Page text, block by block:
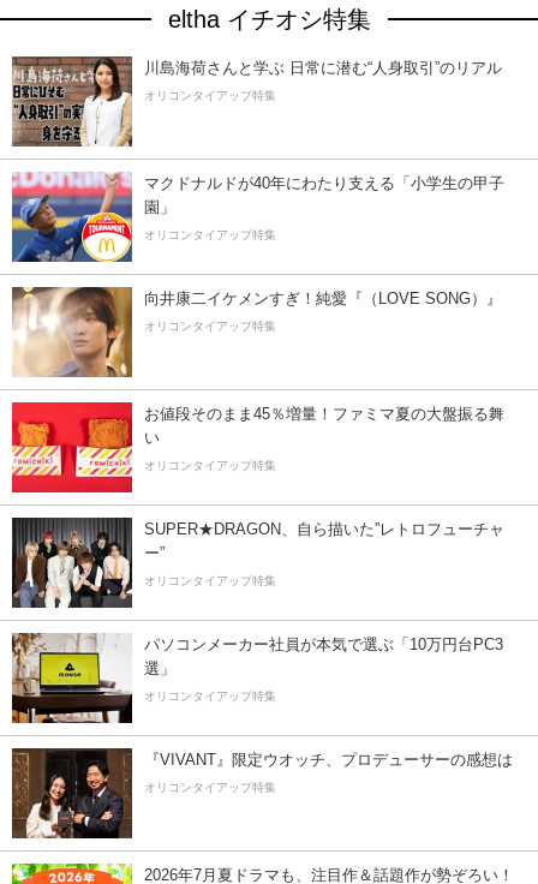
eltha イチオシ特集
川島海荷さんと学ぶ 日常に潜む“人身取引”のリアル
オリコンタイアップ特集
マクドナルドが40年にわたり支える「小学生の甲子
園」
オリコンタイアップ特集
向井康二イケメンすぎ！純愛『（LOVE SONG）』
オリコンタイアップ特集
お値段そのまま45％増量！ファミマ夏の大盤振る舞
い
オリコンタイアップ特集
SUPER★DRAGON、自ら描いた”レトロフューチャ
ー”
オリコンタイアップ特集
パソコンメーカー社員が本気で選ぶ「10万円台PC3
選」
オリコンタイアップ特集
『VIVANT』限定ウオッチ、プロデューサーの感想は
オリコンタイアップ特集
2026年7月夏ドラマも、注目作＆話題作が勢ぞろい！